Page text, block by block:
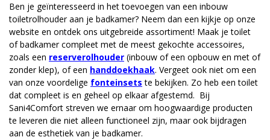
Ben je geïnteresseerd in het toevoegen van een inbouw
toiletrolhouder aan je badkamer? Neem dan een kijkje op onze
website en ontdek ons uitgebreide assortiment! Maak je toilet
of badkamer compleet met de meest gekochte accessoires,
zoals een reserverolhouder (inbouw of een opbouw en met of
zonder klep), of een handdoekhaak. Vergeet ook niet om een
van onze voordelige fonteinsets te bekijken. Zo heb een toilet
dat compleet is en geheel op elkaar afgestemd. Bij
Sani4Comfort streven we ernaar om hoogwaardige producten
te leveren die niet alleen functioneel zijn, maar ook bijdragen
aan de esthetiek van je badkamer.